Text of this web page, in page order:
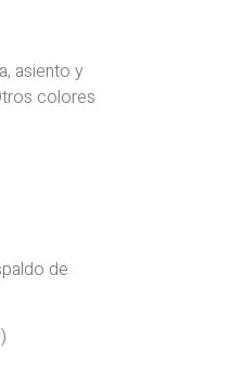
asiento y
colores
de